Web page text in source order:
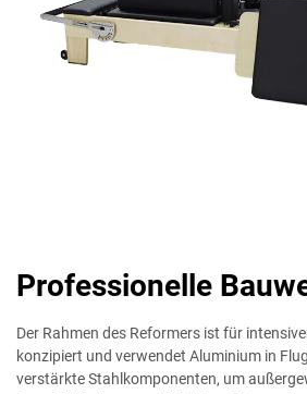
Professionelle
Der Rahmen des Reformers ist für
konzipiert und verwendet Aluminium in
verstärkte Stahlkomponenten, um